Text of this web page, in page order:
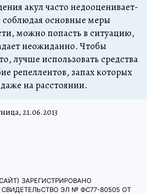
акул час­то не­до­оце­ни­ва­ет­
со­блю­дая ос­нов­ные ме­ры
мож­но по­пасть в си­ту­а­цию,
не­ожи­дан­но. Что­бы
луч­ше ис­поль­зо­вать средст­ва
ре­пел­лен­тов, за­пах ко­то­рых
на рас­сто­я­нии.
21.06.2013
ЗАРЕГИСТРИРОВАНО
ЭЛ № ФС77-80505 ОТ